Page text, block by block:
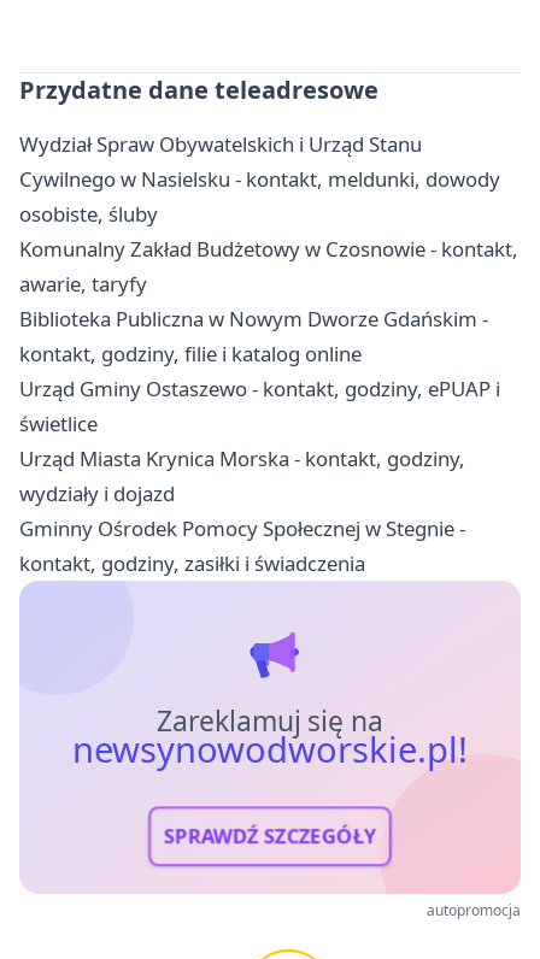
Przydatne dane teleadresowe
Wydział Spraw Obywatelskich i Urząd Stanu
Cywilnego w Nasielsku - kontakt, meldunki, dowody
osobiste, śluby
Komunalny Zakład Budżetowy w Czosnowie - kontakt,
awarie, taryfy
Biblioteka Publiczna w Nowym Dworze Gdańskim -
kontakt, godziny, filie i katalog online
Urząd Gminy Ostaszewo - kontakt, godziny, ePUAP i
świetlice
Urząd Miasta Krynica Morska - kontakt, godziny,
wydziały i dojazd
Gminny Ośrodek Pomocy Społecznej w Stegnie -
kontakt, godziny, zasiłki i świadczenia
Zareklamuj się na
newsynowodworskie.pl!
SPRAWDŹ SZCZEGÓŁY
autopromocja